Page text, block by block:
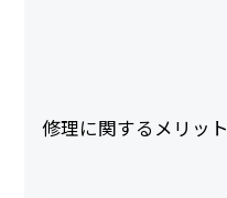
修理に関するメリット